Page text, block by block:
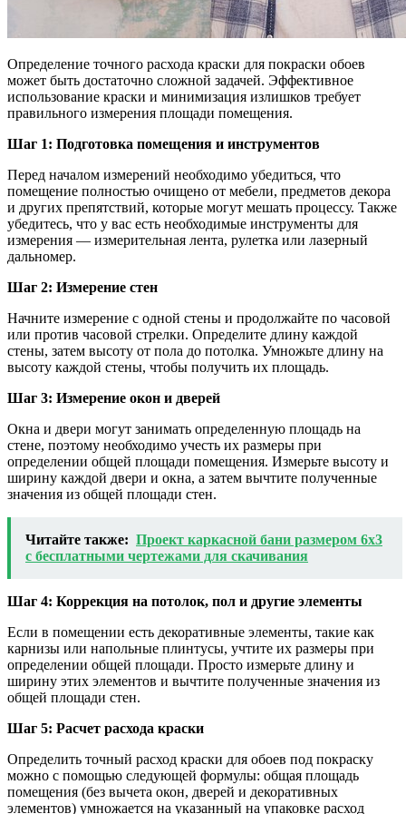
Определение точного расхода краски для покраски обоев
может быть достаточно сложной задачей. Эффективное
использование краски и минимизация излишков требует
правильного измерения площади помещения.
Шаг 1: Подготовка помещения и инструментов
Перед началом измерений необходимо убедиться, что
помещение полностью очищено от мебели, предметов декора
и других препятствий, которые могут мешать процессу. Также
убедитесь, что у вас есть необходимые инструменты для
измерения — измерительная лента, рулетка или лазерный
дальномер.
Шаг 2: Измерение стен
Начните измерение с одной стены и продолжайте по часовой
или против часовой стрелки. Определите длину каждой
стены, затем высоту от пола до потолка. Умножьте длину на
высоту каждой стены, чтобы получить их площадь.
Шаг 3: Измерение окон и дверей
Окна и двери могут занимать определенную площадь на
стене, поэтому необходимо учесть их размеры при
определении общей площади помещения. Измерьте высоту и
ширину каждой двери и окна, а затем вычтите полученные
значения из общей площади стен.
Читайте также: Проект каркасной бани размером 6х3
с бесплатными чертежами для скачивания
Шаг 4: Коррекция на потолок, пол и другие элементы
Если в помещении есть декоративные элементы, такие как
карнизы или напольные плинтусы, учтите их размеры при
определении общей площади. Просто измерьте длину и
ширину этих элементов и вычтите полученные значения из
общей площади стен.
Шаг 5: Расчет расхода краски
Определить точный расход краски для обоев под покраску
можно с помощью следующей формулы: общая площадь
помещения (без вычета окон, дверей и декоративных
элементов) умножается на указанный на упаковке расход